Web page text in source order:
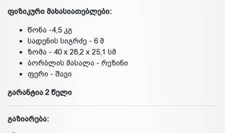
ფიზიკური მახასიათებლები:
წონა -4,5 კგ
სადენის სიგრძე - 6 მ
ზომა - 40 x 28,2 x 25,1 სმ
ბორბლის მასალა - რეზინი
ფერი - შავი
გარანტია 2 წელი
გაზიარება: